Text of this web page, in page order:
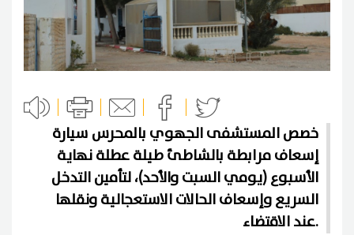
خصص المستشفى الجهوي بالمحرس سيارة
إسعاف مرابطة بالشاطئ طيلة عطلة نهاية
الأسبوع (يومي السبت والأحد)، لتأمين التدخل
السريع وإسعاف الحالات الاستعجالية ونقلها
عند الاقتضاء.